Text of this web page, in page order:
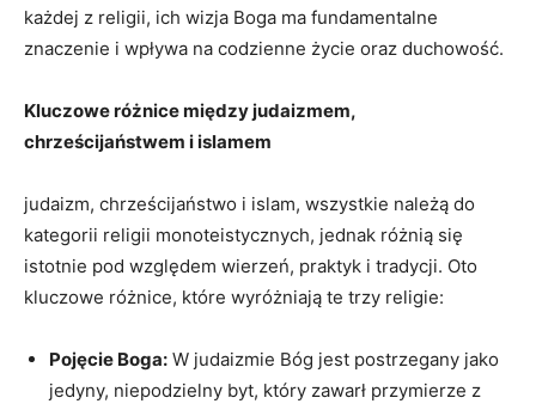
każdej z religii,⁢ ich wizja Boga ma fundamentalne
znaczenie ‍i ‍wpływa na codzienne życie⁤ oraz‍ duchowość.
Kluczowe ‍różnice między judaizmem,
chrześcijaństwem ⁣i islamem
judaizm, chrześcijaństwo⁤ i islam, ⁣wszystkie należą do
kategorii ‍religii ​monoteistycznych, jednak różnią się
istotnie⁣ pod względem wierzeń, praktyk ‌i tradycji. Oto​
kluczowe‍ różnice, które wyróżniają ⁤te trzy ​religie:
Pojęcie Boga: W ‌judaizmie Bóg jest​ postrzegany jako
jedyny, ‌niepodzielny⁣ byt, który ⁢zawarł przymierze z